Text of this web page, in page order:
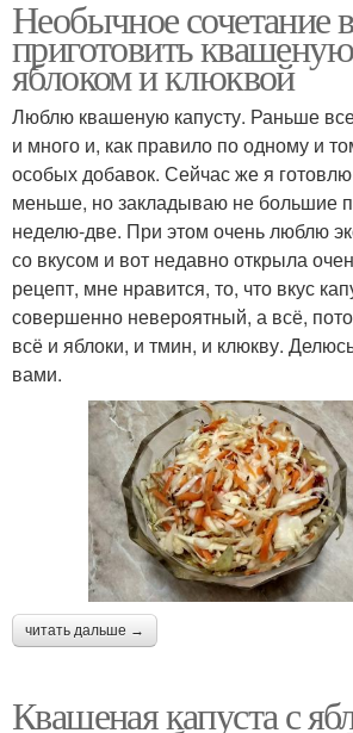
Необычное сочетание
приготовить
яблоком и клюквой
Люблю квашеную капусту. Раньше
и много и, как правило по одному и
особых добавок. Сейчас же я
меньше, но закладываю не большие
неделю-две. При этом очень люблю
со вкусом и вот недавно открыла
рецепт, мне нравится, то, что вкус
совершенно невероятный, а всё,
всё и яблоки, и тмин, и клюкву.
вами.
читать дальше →
Квашеная капуста с